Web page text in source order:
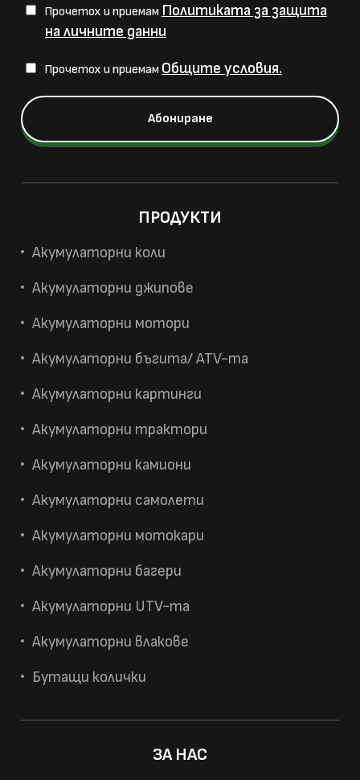
Прочетох и приемам Политиката за защита
на личните данни
Прочетох и приемам Общите условия.
ПРОДУКТИ
Акумулаторни коли
Акумулаторни джипове
Акумулаторни мотори
Акумулаторни бъгита/ ATV-та
Акумулаторни картинги
Акумулаторни трактори
Акумулаторни камиони
Акумулаторни самолети
Акумулаторни мотокари
Акумулаторни багери
Акумулаторни UTV-та
Акумулаторни влакове
Бутащи колички
ЗА НАС